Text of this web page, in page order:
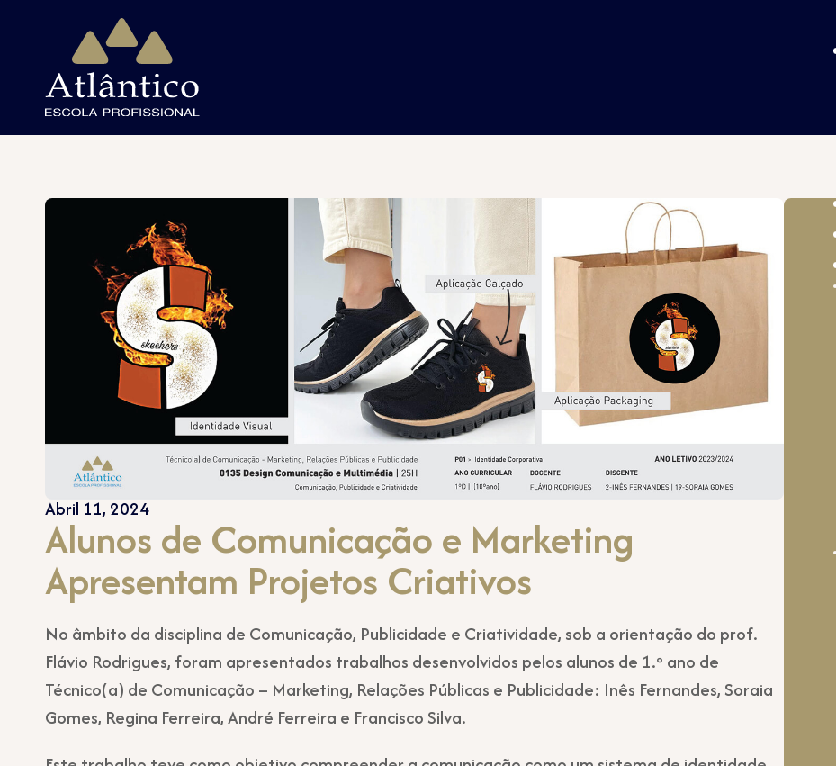
Abril 11, 2024
Alunos de Comunicação e Marketing
Apresentam Projetos Criativos
No âmbito da disciplina de Comunicação, Publicidade e Criatividade, sob a orientação do prof.
Flávio Rodrigues, foram apresentados trabalhos desenvolvidos pelos alunos de 1.º ano de
Técnico(a) de Comunicação – Marketing, Relações Públicas e Publicidade: Inês Fernandes, Soraia
Gomes, Regina Ferreira, André Ferreira e Francisco Silva.